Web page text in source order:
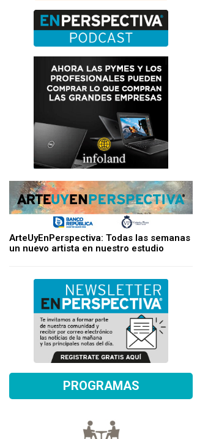
ArteUyEnPerspectiva: Todas las semanas
un nuevo artista en nuestro estudio
PROGRAMAS